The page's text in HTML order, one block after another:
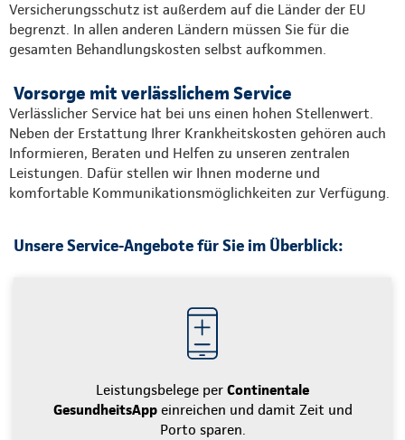
Versicherungsschutz ist außerdem auf die Länder der EU
begrenzt. In allen anderen Ländern müssen Sie für die
gesamten Behandlungskosten selbst aufkommen.
Vorsorge mit verlässlichem Service
Verlässlicher Service hat bei uns einen hohen Stellenwert.
Neben der Erstattung Ihrer Krankheitskosten gehören auch
Informieren, Beraten und Helfen zu unseren zentralen
Leistungen. Dafür stellen wir Ihnen moderne und
komfortable Kommunikationsmöglichkeiten zur Verfügung.
Unsere Service-Angebote für Sie im Überblick:
Leistungsbelege per Continentale
GesundheitsAppeinreichen und damit Zeit und
Porto sparen.